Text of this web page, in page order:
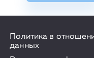
Политика в
данных